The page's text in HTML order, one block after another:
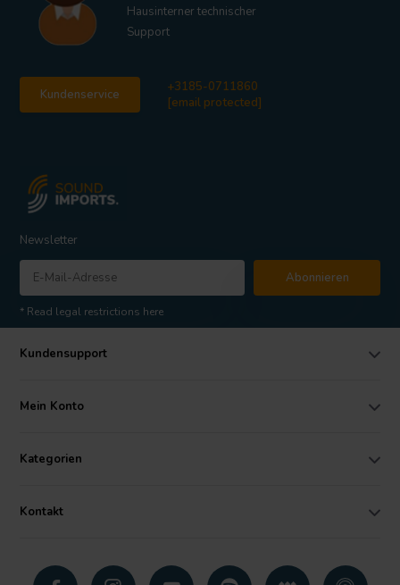
Hausinterner technischer
Support
Kundenservice
+3185-0711860
[email protected]
Newsletter
Abonnieren
* Read legal restrictions here
Kundensupport
Mein Konto
Kategorien
Kontakt